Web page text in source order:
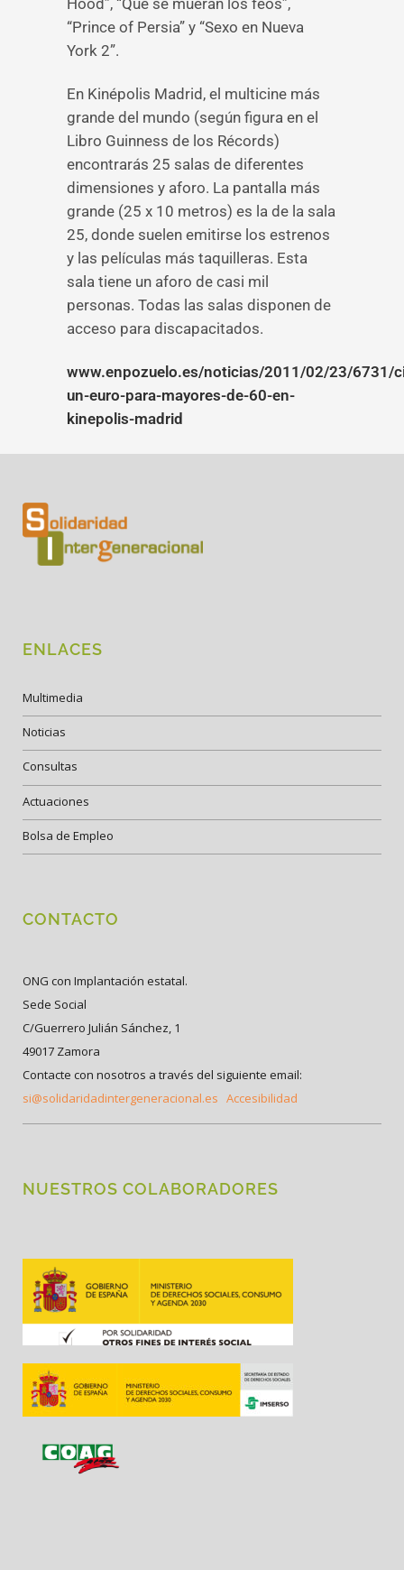
Hood”, “Que se mueran los feos”,
“Prince of Persia” y “Sexo en Nueva
York 2”.
En Kinépolis Madrid, el multicine más
grande del mundo (según figura en el
Libro Guinness de los Récords)
encontrarás 25 salas de diferentes
dimensiones y aforo. La pantalla más
grande (25 x 10 metros) es la de la sala
25, donde suelen emitirse los estrenos
y las películas más taquilleras. Esta
sala tiene un aforo de casi mil
personas. Todas las salas disponen de
acceso para discapacitados.
www.enpozuelo.es/noticias/2011/02/23/6731/
un-euro-para-mayores-de-60-en-
kinepolis-madrid
ENLACES
Multimedia
Noticias
Consultas
Actuaciones
Bolsa de Empleo
CONTACTO
ONG con Implantación estatal.
Sede Social
C/Guerrero Julián Sánchez, 1
49017 Zamora
Contacte con nosotros a través del siguiente email:
si@solidaridadintergeneracional.es Accesibilidad
NUESTROS COLABORADORES